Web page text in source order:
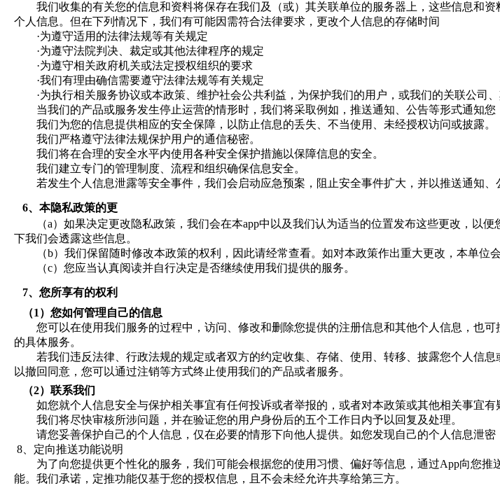
我们收集的有关您的信息和资料将保存在我们及（或）其关联单位的服务器上，这些信息和
个人信息。但在下列情况下，我们有可能因需符合法律要求，更改个人信息的存储时间
·为遵守适用的法律法规等有关规定
·为遵守法院判决、裁定或其他法律程序的规定
·为遵守相关政府机关或法定授权组织的要求
·我们有理由确信需要遵守法律法规等有关规定
·为执行相关服务协议或本政策、维护社会公共利益，为保护我们的用户，或我们的关联公司
当我们的产品或服务发生停止运营的情形时，我们将采取例如，推送通知、公告等形式通知
我们为您的信息提供相应的安全保障，以防止信息的丢失、不当使用、未经授权访问或披露。
我们严格遵守法律法规保护用户的通信秘密。
我们将在合理的安全水平内使用各种安全保护措施以保障信息的安全。
我们建立专门的管理制度、流程和组织确保信息安全。
若发生个人信息泄露等安全事件，我们会启动应急预案，阻止安全事件扩大，并以推送通知、
6、 本隐私政策的更
（a） 如果决定更改隐私政策，我们会在本app中以及我们认为适当的位置发布这些更改，以
下我们会透露这些信息。
（b） 我们保留随时修改本政策的权利，因此请经常查看。如对本政策作出重大更改，本单位
（c） 您应当认真阅读并自行决定是否继续使用我们提供的服务。
7、 您所享有的权利
（1） 您如何管理自己的信息
您可以在使用我们服务的过程中，访问、修改和删除您提供的注册信息和其他个人信息，也
的具体服务。
若我们违反法律、行政法规的规定或者双方的约定收集、存储、使用、转移、披露您个人信
以撤回同意，您可以通过注销等方式终止使用我们的产品或者服务。
（2） 联系我们
如您就个人信息安全与保护相关事宜有任何投诉或者举报的，或者对本政策或其他相关事宜
我们将尽快审核所涉问题，并在验证您的用户身份后的五个工作日内予以回复及处理。
请您妥善保护自己的个人信息，仅在必要的情形下向他人提供。如您发现自己的个人信息泄
8 、定向推送功能说明
为了向您提供更个性化的服务，我们可能会根据您的使用习惯、偏好等信息，通过App向您推
能。我们承诺，定推功能仅基于您的授权信息，且不会未经允许共享给第三方。